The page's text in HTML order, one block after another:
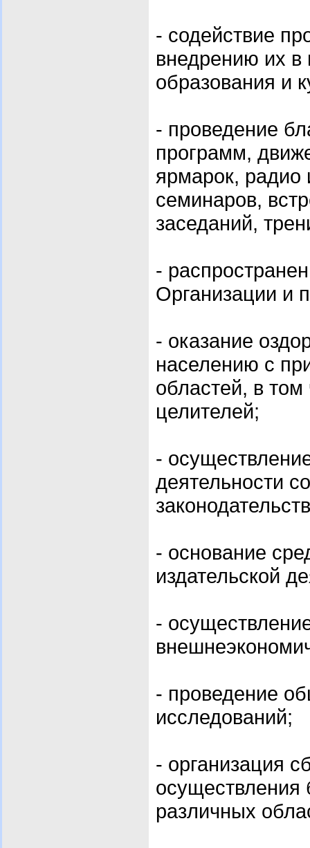
- содействие
внедрению их в
образования и
- проведение
программ,
ярмарок, радио
семинаров,
заседаний,
-
Организации и
- оказание
населению с
областей, в
целителей;
-
деятельности
- основание
издательской
-
- проведение
исследований;
- организация
осуществления
различных